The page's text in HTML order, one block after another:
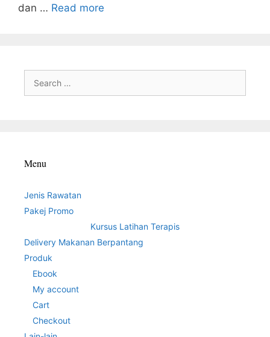
dan … Read more
for:
Menu
Jenis Rawatan
Pakej Promo
Kursus Latihan Terapis
Delivery Makanan Berpantang
Produk
Ebook
My account
Cart
Checkout